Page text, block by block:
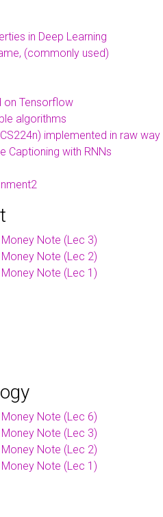
in Deep Learning
(commonly used)
on Tensorflow
algorithms
implemented in raw
Captioning with RNNs
Note (Lec 3)
Note (Lec 2)
Note (Lec 1)
Note (Lec 6)
Note (Lec 3)
Note (Lec 2)
Note (Lec 1)